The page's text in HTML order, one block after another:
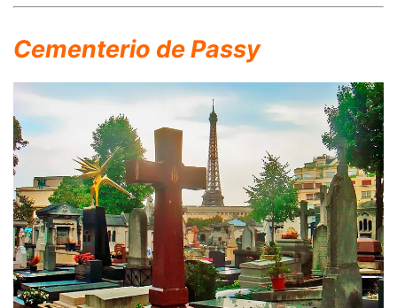
Cementerio de Passy